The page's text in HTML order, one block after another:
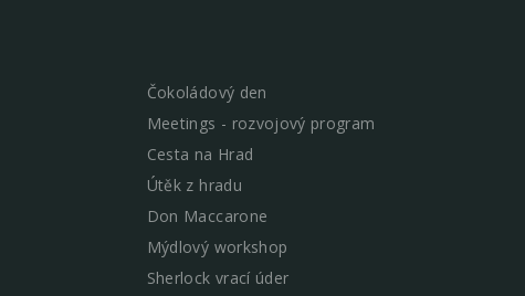
Čokoládový den
Meetings - rozvojový program
Cesta na Hrad
Útěk z hradu
Don Maccarone
Mýdlový workshop
Sherlock vrací úder